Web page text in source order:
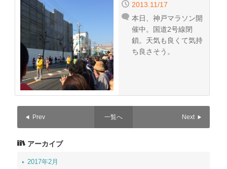
本日、神戸マラソン開
催中。国道2号線閉
鎖。天気も良くて気持
ち良さそう。
2013.11/17
Prev 一覧へ Next
アーカイブ
2017年2月